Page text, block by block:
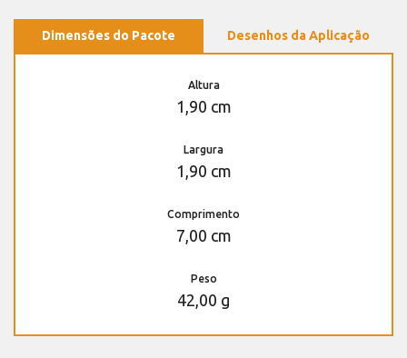
Dimensões do Pacote Desenhos da Aplicação
Altura
1,90 cm
Largura
1,90 cm
Comprimento
7,00 cm
Peso
42,00 g